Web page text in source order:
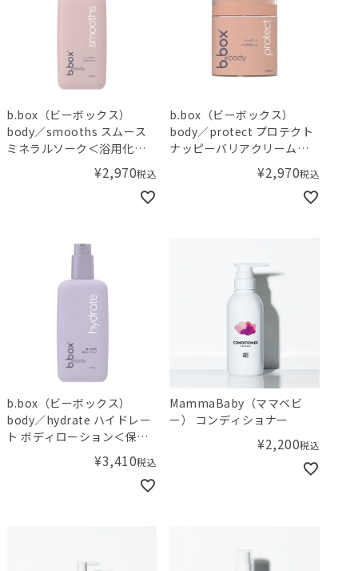
b.box（ビーボックス）
body／smooths スムース
ミネラルソーク＜浴用化粧
¥2,970税込
b.box（ビーボックス）
body／protect プロテクト
ナッピーバリアクリーム＜
敏感肌用保護クリーム＞
¥2,970税込
b.box（ビーボックス）
body／hydrate ハイドレー
ト ボディローション＜保湿
¥3,410税込
MammaBaby（ママベビ
ー） コンディショナー
¥2,200税込